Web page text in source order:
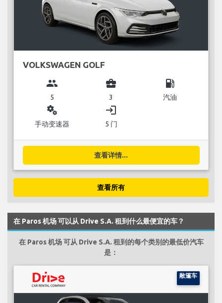
VOLKSWAGEN GOLF
group
5
business_center
3
local_gas_station
汽油
miscellaneous_services
手动变速器
login
5 门
查看详情...
查看所有
在 Paros 机场 可以从 Drive S.A. 租到什么最便宜的车？
在 Paros 机场 可从 Drive S.A. 租到的每个类别的最低价汽车
是：
敞篷车